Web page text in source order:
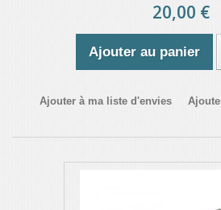
20,00 €
Ajouter au panier
Ajouter à ma liste d'envies